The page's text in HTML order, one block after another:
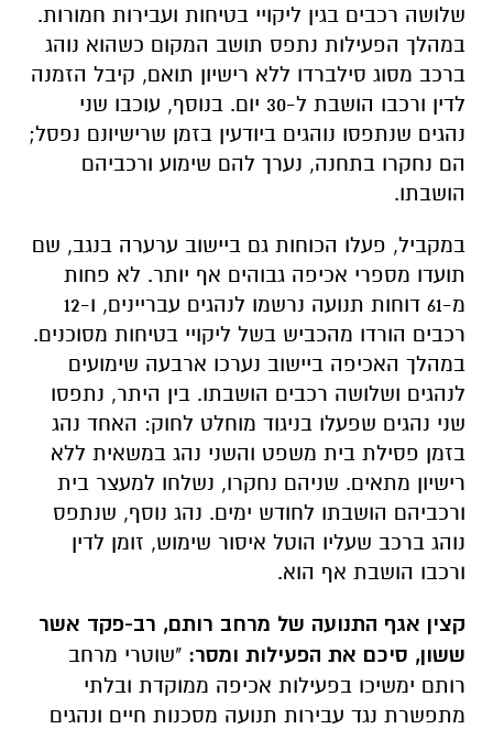
שלושה רכבים בגין ליקויי בטיחות ועבירות חמורות.
במהלך הפעילות נתפס תושב המקום כשהוא נוהג
ברכב מסוג סילברדו ללא רישיון תואם, קיבל הזמנה
לדין ורכבו הושבת ל-30 יום. בנוסף, עוכבו שני
נהגים שנתפסו נוהגים ביודעין בזמן שרישיונם נפסל;
הם נחקרו בתחנה, נערך להם שימוע ורכביהם
הושבתו.
במקביל, פעלו הכוחות גם ביישוב ערערה בנגב, שם
תועדו מספרי אכיפה גבוהים אף יותר. לא פחות
מ-61 דוחות תנועה נרשמו לנהגים עבריינים, ו-12
רכבים הורדו מהכביש בשל ליקויי בטיחות מסוכנים.
במהלך האכיפה ביישוב נערכו ארבעה שימועים
לנהגים ושלושה רכבים הושבתו. בין היתר, נתפסו
שני נהגים שפעלו בניגוד מוחלט לחוק: האחד נהג
בזמן פסילת בית משפט והשני נהג במשאית ללא
רישיון מתאים. שניהם נחקרו, נשלחו למעצר בית
ורכביהם הושבתו לחודש ימים. נהג נוסף, שנתפס
נוהג ברכב שעליו הוטל איסור שימוש, זומן לדין
ורכבו הושבת אף הוא.
קצין אגף התנועה של מרחב רותם, רב-פקד אשר
ששון, סיכם את הפעילות ומסר: "שוטרי מרחב
רותם ימשיכו בפעילות אכיפה ממוקדת ובלתי
מתפשרת נגד עבירות תנועה מסכנות חיים ונהגים